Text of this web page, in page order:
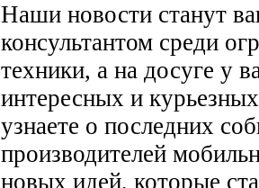
Наши новости станут
консультантом среди
техники, а на досуге у
интересных и
узнаете о последних
производителей
новых идей, которые